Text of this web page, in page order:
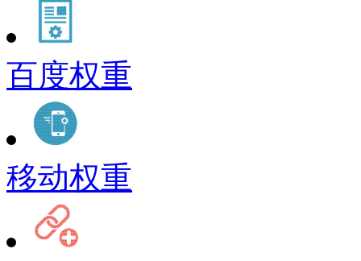
百度权重
移动权重